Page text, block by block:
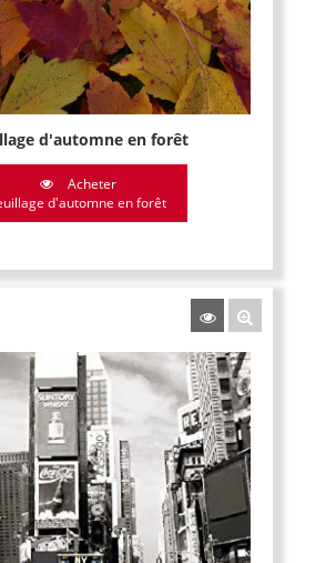
d'automne en forêt
Acheter
d'automne en forêt